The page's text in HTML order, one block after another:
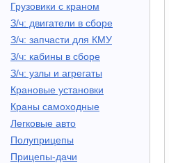
Грузовики с краном
З/ч: двигатели в сборе
З/ч: запчасти для КМУ
З/ч: кабины в сборе
З/ч: узлы и агрегаты
Крановые установки
Краны самоходные
Легковые авто
Полуприцепы
Прицепы-дачи